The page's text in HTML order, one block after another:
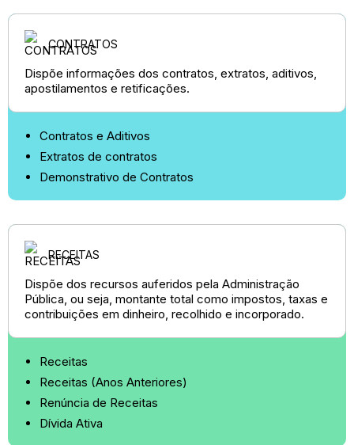
CONTRATOS
Dispõe informações dos contratos, extratos, aditivos,
apostilamentos e retificações.
Contratos e Aditivos
Extratos de contratos
Demonstrativo de Contratos
RECEITAS
Dispõe dos recursos auferidos pela Administração
Pública, ou seja, montante total como impostos, taxas e
contribuições em dinheiro, recolhido e incorporado.
Receitas
Receitas (Anos Anteriores)
Renúncia de Receitas
Dívida Ativa